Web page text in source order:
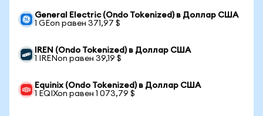
General Electric (Ondo Tokenized) в Доллар США
1 GEon равен 371,97 $
IREN (Ondo Tokenized) в Доллар США
1 IRENon равен 39,19 $
Equinix (Ondo Tokenized) в Доллар США
1 EQIXon равен 1 073,79 $